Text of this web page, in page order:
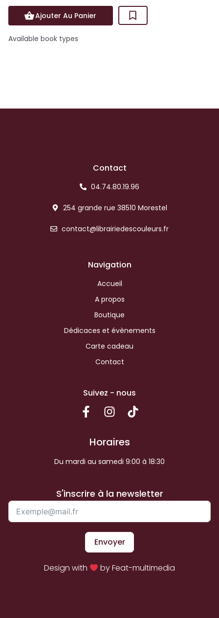
Ajouter Au Panier
Available book types
Contact
04.74.80.19.96
254 grande rue 38510 Morestel
contact@librairiedescouleurs.fr
Navigation
Accueil
A propos
Boutique
Dédicaces et évènements
Carte cadeau
Contact
Suivez - nous
Horaires
Du mardi au samedi 9:00 à 18:30
S'inscrire à la newsletter
Envoyer
Design with by Feat-multimedia